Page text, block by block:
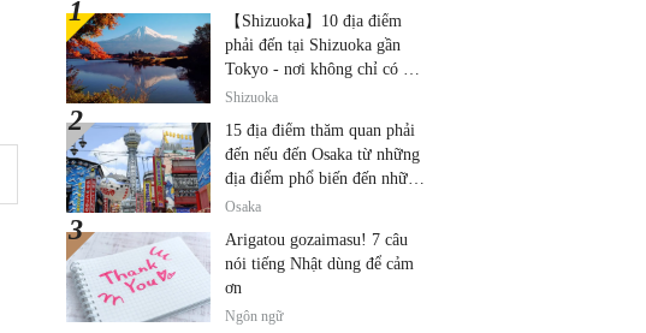
【Shizuoka】10 địa điểm
phải đến tại Shizuoka gần
Tokyo - nơi không chỉ có núi
Phú Sĩ và trà!
Shizuoka
15 địa điểm thăm quan phải
đến nếu đến Osaka từ những
địa điểm phổ biến đến những
địa điểm ít được biết đến
Osaka
Arigatou gozaimasu! 7 câu
nói tiếng Nhật dùng để cảm
ơn
Ngôn ngữ